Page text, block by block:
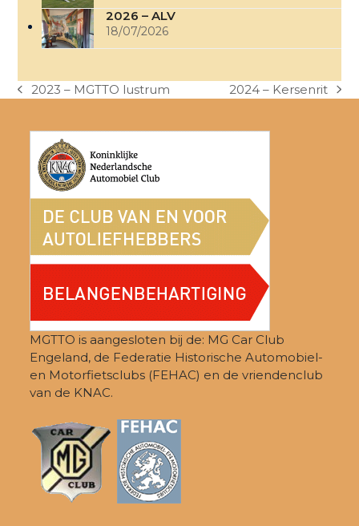
2026 – ALV
18/07/2026
previous
2023 – MGTTO lustrum
next
2024 – Kersenrit
MGTTO is aangesloten bij de: MG Car Club
Engeland, de Federatie Historische Automobiel-
en Motorfietsclubs (FEHAC) en de vriendenclub
van de KNAC.